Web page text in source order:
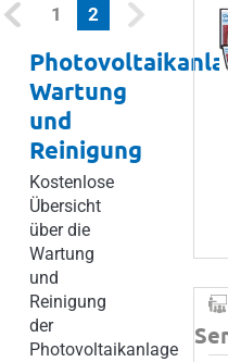
1 2 (current)
Wartung
und
Reinigung
Kostenlose
Übersicht
über die
Wartung
und
Reinigung
der
Photovoltaikanlage